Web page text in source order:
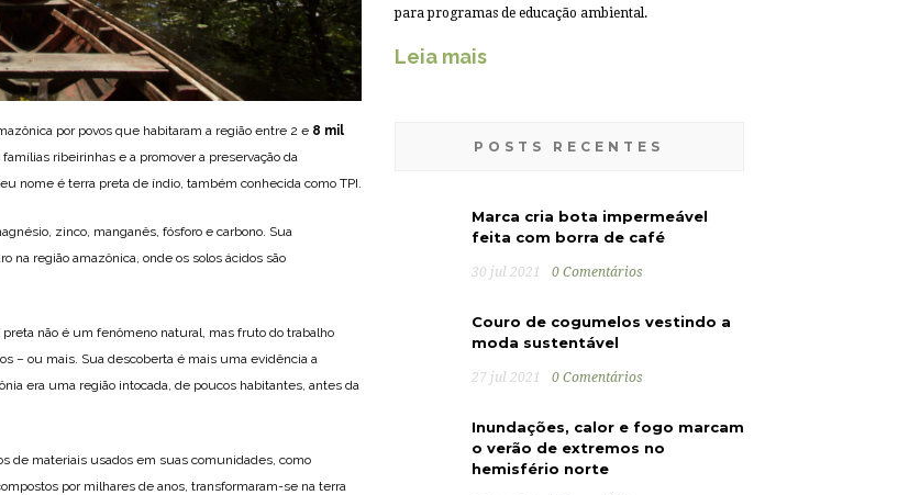
por povos que habitaram a região entre 2 e 8 mil
ribeirinhas e a promover a preservação da
nome é terra preta de índio, também conhecida como TPI.
zinco, manganês, fósforo e carbono. Sua
na região amazônica, onde os solos ácidos são
não é um fenômeno natural, mas fruto do trabalho
– ou mais. Sua descoberta é mais uma evidência a
era uma região intocada, de poucos habitantes, antes da
de materiais usados em suas comunidades, como
por milhares de anos, transformaram-se na terra
para programas de educação ambiental.
Leia mais
POSTS RECENTES
Marca cria bota impermeável
feita com borra de café
30 jul 2021 0 Comentários
Couro de cogumelos vestindo a
moda sustentável
27 jul 2021 0 Comentários
Inundações, calor e fogo marcam
o verão de extremos no
hemisfério norte